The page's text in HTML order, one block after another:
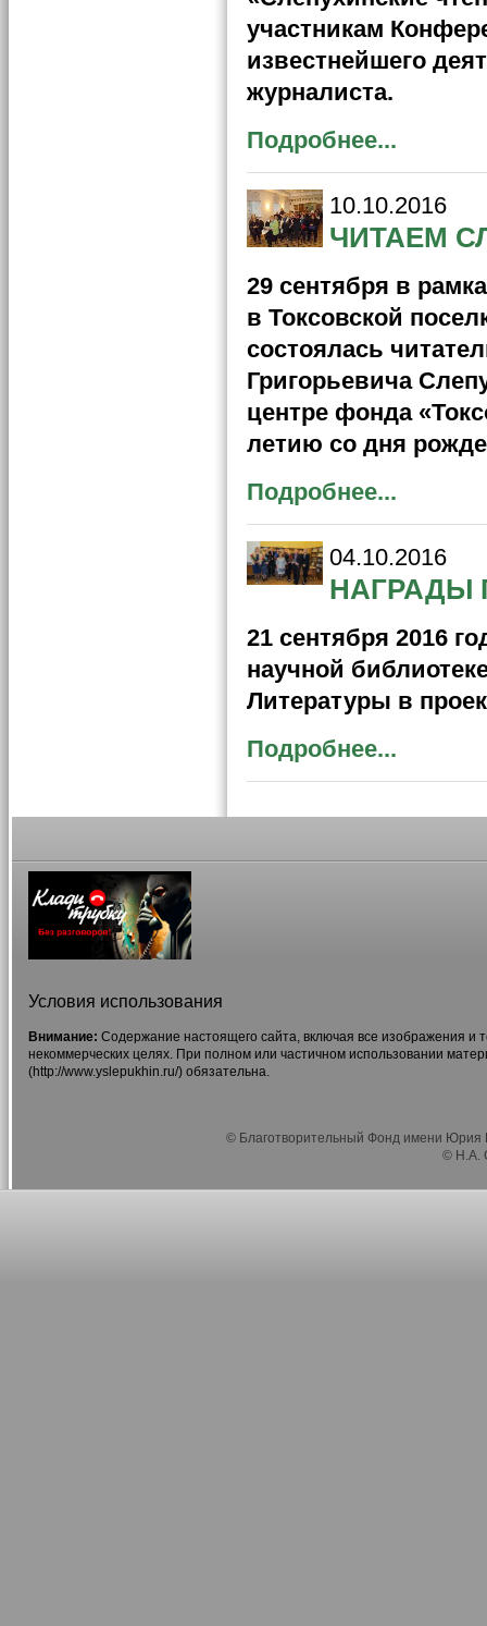
участникам
известнейшего
журналиста.
Подробнее...
10.10.2016
ЧИТАЕМ
29 сентября в
в Токсовской
состоялась
Григорьевича
центре фонда
летию со дня
Подробнее...
04.10.2016
НАГРАДЫ
21 сентября 2016
научной
Литературы в
Подробнее...
Условия использования
Внимание: Содержание настоящего сайта, включая все изображения и
некоммерческих целях. При полном или частичном использовании
(http://www.yslepukhin.ru/) обязательна.
© Благотворительный Фонд имени Юрия
© Н.А.